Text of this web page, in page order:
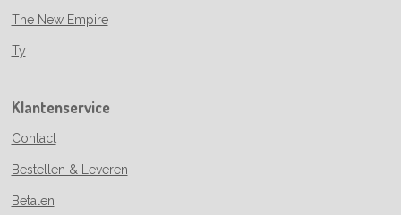
The New Empire
Ty
Klantenservice
Contact
Bestellen & Leveren
Betalen